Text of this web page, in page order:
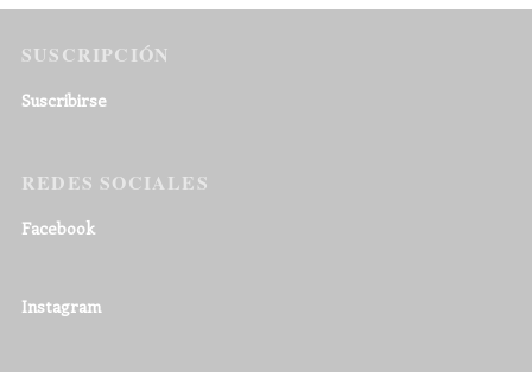
SUSCRIPCIÓN
Suscribirse
REDES SOCIALES
Facebook
Instagram